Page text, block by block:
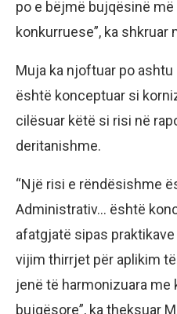
po e bëjmë bujqësinë
konkurruese”, ka shkruar
Muja ka njoftuar po
është konceptuar si
cilësuar këtë si risi në
deritanishme.
“Një risi e rëndësishme
Administrativ… është
afatgjatë sipas
vijim thirrjet për aplikim
jenë të harmonizuara me
bujqësore”, ka theksuar